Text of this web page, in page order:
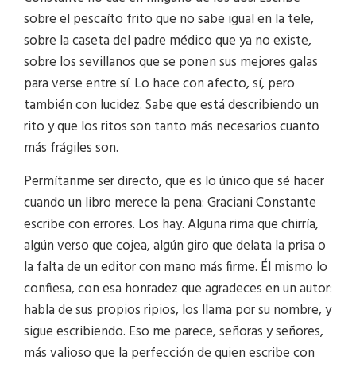
sobre el pescaíto frito que no sabe igual en la tele,
sobre la caseta del padre médico que ya no existe,
sobre los sevillanos que se ponen sus mejores galas
para verse entre sí. Lo hace con afecto, sí, pero
también con lucidez. Sabe que está describiendo un
rito y que los ritos son tanto más necesarios cuanto
más frágiles son.
Permítanme ser directo, que es lo único que sé hacer
cuando un libro merece la pena: Graciani Constante
escribe con errores. Los hay. Alguna rima que chirría,
algún verso que cojea, algún giro que delata la prisa o
la falta de un editor con mano más firme. Él mismo lo
confiesa, con esa honradez que agradeces en un autor:
habla de sus propios ripios, los llama por su nombre, y
sigue escribiendo. Eso me parece, señoras y señores,
más valioso que la perfección de quien escribe con